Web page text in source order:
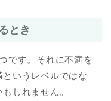
とき
です。それに不満を
いうレベルではな
しれません。